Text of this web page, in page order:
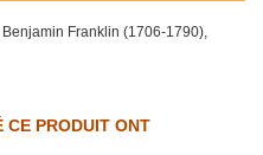
Franklin (1706-1790),
CE PRODUIT ONT